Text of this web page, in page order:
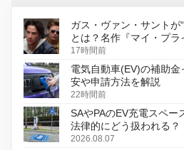
ガス・ヴァン・サントが
とは？名作『マイ・プラ
初のデジタルリマスター
17時間前
電気自動車(EV)の補助
安や申請方法を解説
22時間前
SAやPAのEV充電スペー
法律的にどう扱われる？
2026.08.07